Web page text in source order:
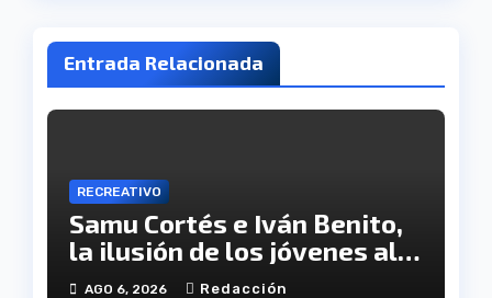
Entrada Relacionada
RECREATIVO
Samu Cortés e Iván Benito,
la ilusión de los jóvenes al
servicio del Decano
AGO 6, 2026 Redacción